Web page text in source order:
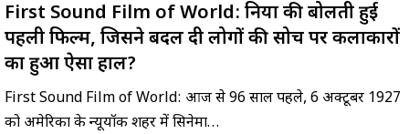
First Sound Film of World: दुनिया की बोलती हुई
पहली फिल्म, जिसने बदल दी लोगों की सोच पर कलाकारों
का हुआ ऐसा हाल?
First Sound Film of World: आज से 96 साल पहले, 6 अक्टूबर 1927
को अमेरिका के न्यूयॉर्क शहर में सिनेमा…